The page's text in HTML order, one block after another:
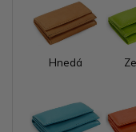
Hnedá